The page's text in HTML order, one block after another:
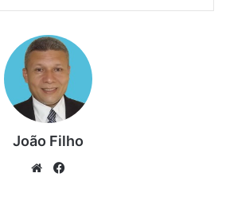
o pedido para que as
aglomerem e fiquem em
reflexão cristã em casa”,
as pessoas a usar
as pessoas na rua que
João Filho
We